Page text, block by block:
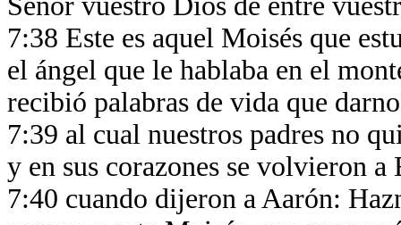
7:38 Este es aquel Moisés que
el ángel que le hablaba en el
recibió palabras de vida que
7:39 al cual nuestros padres no
y en sus corazones se volvieron
7:40 cuando dijeron a Aarón: